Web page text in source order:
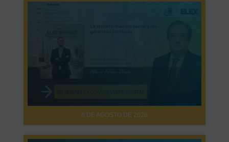
6 DE AGOSTO DE 2026